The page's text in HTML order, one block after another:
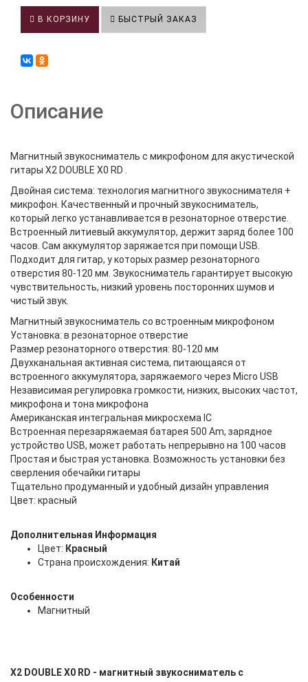
В КОРЗИНУ БЫСТРЫЙ ЗАКАЗ
Описание
Магнитный звукосниматель с микрофоном для акустической
гитары X2 DOUBLE X0 RD .
Двойная система: технология магнитного звукоснимателя +
микрофон. Качественный и прочный звукосниматель,
который легко устанавливается в резонаторное отверстие.
Встроенный литиевый аккумулятор, держит заряд более 100
часов. Сам аккумулятор заряжается при помощи USB.
Подходит для гитар, у которых размер резонаторного
отверстия 80-120 мм. Звукосниматель гарантирует высокую
чувствительность, низкий уровень посторонних шумов и
чистый звук.
Магнитный звукосниматель со встроенным микрофоном
Установка: в резонаторное отверстие
Размер резонаторного отверстия: 80-120 мм
Двухканальная активная система, питающаяся от
встроенного аккумулятора, заряжаемого через Micro USB
Независимая регулировка громкости, низких, высоких частот,
микрофона и тона микрофона
Американская интегральная микросхема IC
Встроенная перезаряжаемая батарея 500 Am, зарядное
устройство USB, может работать непрерывно на 100 часов
Простая и быстрая установка. Возможность установки без
сверления обечайки гитары
Тщательно продуманный и удобный дизайн управления
Цвет: красный
Дополнительная Информация
Цвет: Красный
Страна происхождения: Китай
Особенности
Магнитный
X2 DOUBLE X0 RD - магнитный звукосниматель с